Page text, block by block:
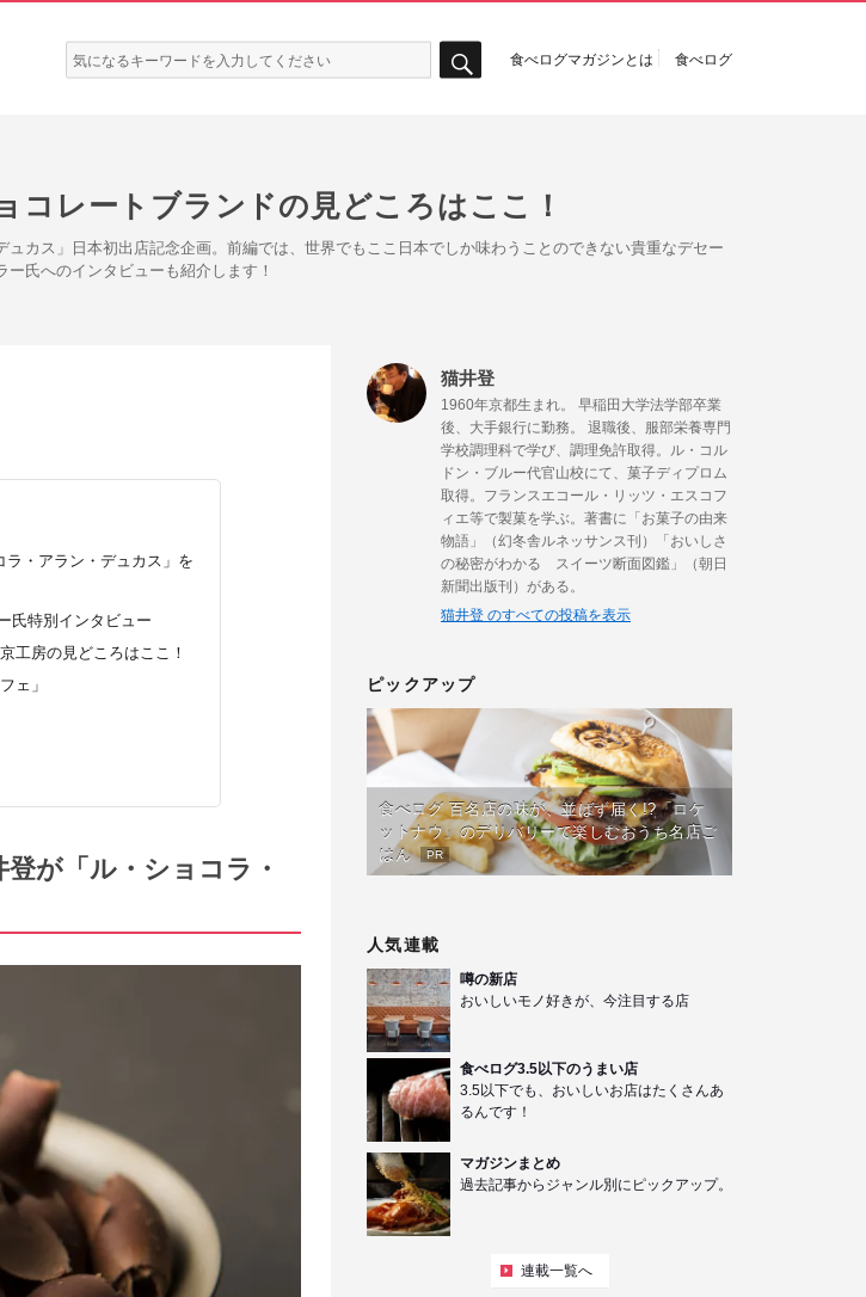
検
索:
食べログマガジンとは 食べログ
コレートブランドの見どころはここ！
カス」日本初出店記念企画。前編では、世界でもここ日本でしか味わうことのできない貴重なデセー
氏へのインタビューも紹介します！
ラ・アラン・デュカス」を
氏特別インタビュー
工房の見どころはここ！
ェ」
が「ル・ショコラ・
猫井登
1960年京都生まれ。 早稲田大学法学部卒業
後、大手銀行に勤務。 退職後、服部栄養専門
学校調理科で学び、調理免許取得。ル・コル
ドン・ブルー代官山校にて、菓子ディプロム
取得。フランスエコール・リッツ・エスコフ
ィエ等で製菓を学ぶ。著書に「お菓子の由来
物語」（幻冬舎ルネッサンス刊）「おいしさ
の秘密がわかる スイーツ断面図鑑」（朝日
新聞出版刊）がある。
猫井登 のすべての投稿を表示
ピックアップ
食べログ 百名店の味が、並ばず届く!?「ロケ
ットナウ」のデリバリーで楽しむおうち名店ご
はん
PR
人気連載
噂の新店
おいしいモノ好きが、今注目する店
食べログ3.5以下のうまい店
3.5以下でも、おいしいお店はたくさんあ
るんです！
マガジンまとめ
過去記事からジャンル別にピックアップ。
連載一覧へ